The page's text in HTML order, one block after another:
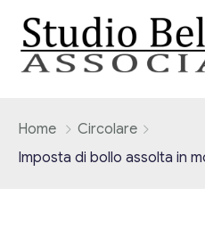
I nostri servizi
Home
Circolare
Imposta di bollo assolta in